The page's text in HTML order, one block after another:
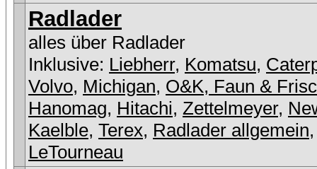
Radlader
alles über Radlader
Inklusive: Liebherr, Komatsu,
Volvo, Michigan, O&K, Faun &
Hanomag, Hitachi, Zettelmeyer,
Kaelble, Terex, Radlader allgemein,
LeTourneau